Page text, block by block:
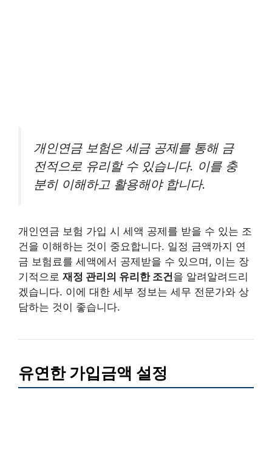
개인연금 보험은 세금 공제를 통해 금
전적으로 유리할 수 있습니다. 이를 충
분히 이해하고 활용해야 합니다.
개인연금 보험 가입 시 세액 공제를 받을 수 있는 조
건을 이해하는 것이 중요합니다. 일정 금액까지 연
금 보험료를 세액에서 공제받을 수 있으며, 이는 장
기적으로 재정 관리의 유리한 조건을 알려알려드리
겠습니다. 이에 대한 세부 정보는 세무 전문가와 상
담하는 것이 좋습니다.
유연한 가입금액 설정